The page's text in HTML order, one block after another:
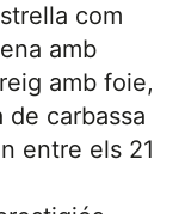
com
amb
amb foie,
carbassa
entre els 21